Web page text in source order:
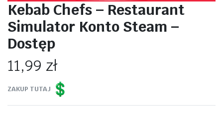
Kebab Chefs – Restaurant
Simulator Konto Steam –
Dostęp
11,99 zł
ZAKUP TUTAJ